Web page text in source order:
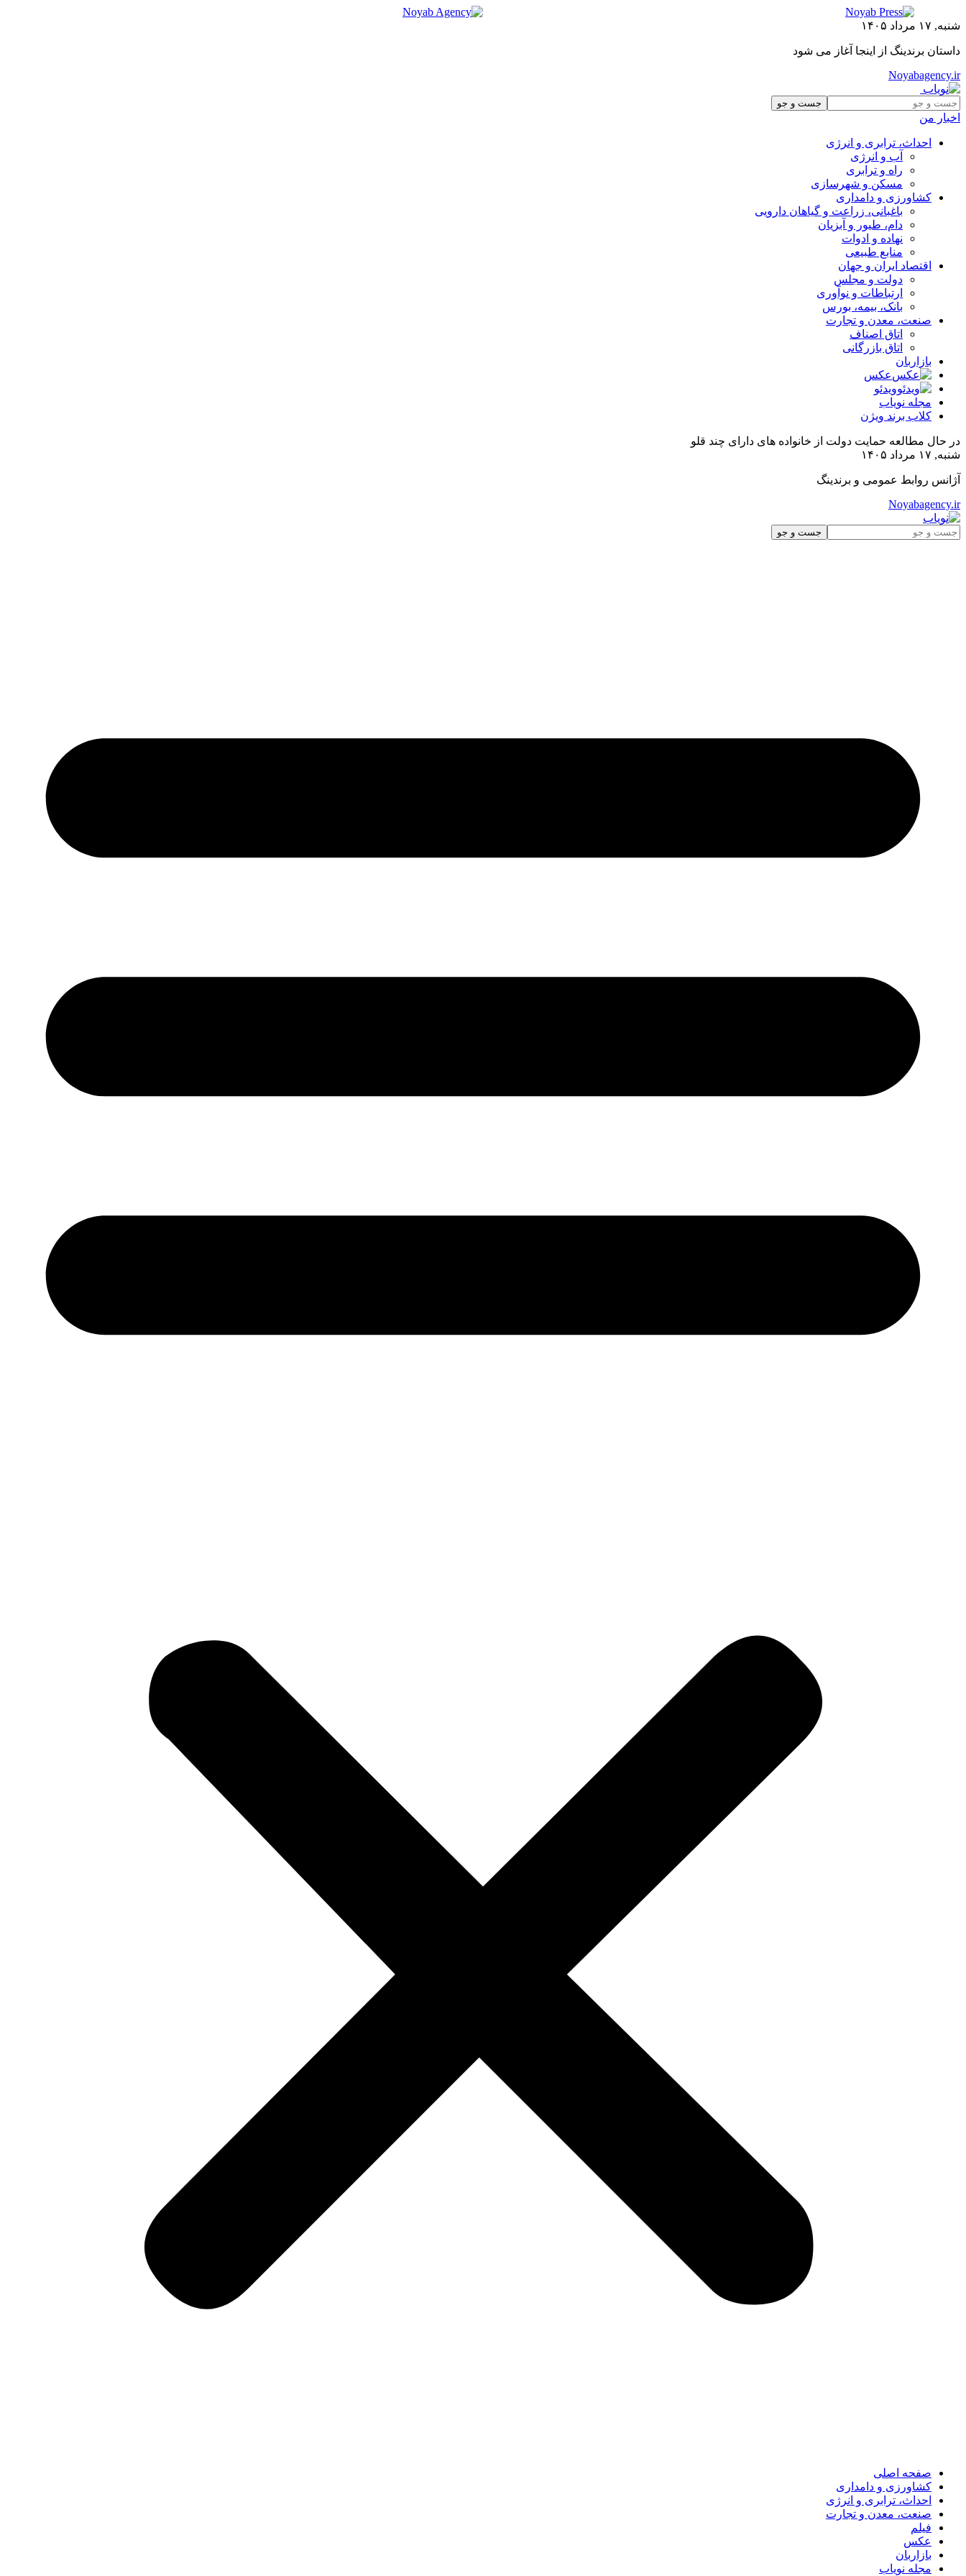
شنبه, ۱۷ مرداد ۱۴۰۵
داستان برندینگ از اینجا آغاز می شود
Noyabagency.ir
اخبار من
احداث، ترابری و انرژی
آب و انرژی
راه و ترابری
مسکن و شهرسازی
کشاورزی و دامداری
باغبانی، زراعت و گیاهان دارویی
دام، طیور و آبزیان
نهاده و ادوات
منابع طبیعی
اقتصاد ایران و جهان
دولت و مجلس
ارتباطات و نوآوری
بانک، بیمه، بورس
صنعت، معدن و تجارت
اتاق اصناف
اتاق بازرگانی
بازاربان
عکس
ویدئو
مجله نویاب
کلاب برند ویژن
در حال مطالعه حمایت دولت از خانواده های دارای چند قلو
شنبه, ۱۷ مرداد ۱۴۰۵
آژانس روابط عمومی و برندینگ
Noyabagency.ir
صفحه اصلی
کشاورزی و دامداری
احداث، ترابری و انرژی
صنعت، معدن و تجارت
فیلم
عکس
بازاربان
مجله نویاب